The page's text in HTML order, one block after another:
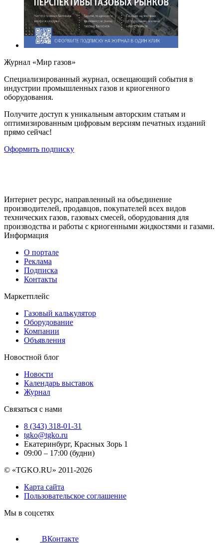
Журнал «Мир газов»
Cпециализированный журнал, освещающий события в
индустрии промышленных газов и криогенного
оборудования.
Получите доступ к уникальным авторским статьям и
оптимизированным цифровым версиям печатных изданий
прямо сейчас!
Оформить подписку
Интернет ресурс, направленный на объединение
производителей, продавцов, покупателей всех видов
технических газов, газовых смесей, оборудования для
производства и работы с криогенными жидкостями и газами.
Информация
О портале
Реклама
Подписка
Контакты
Маркетплейс
Газовый калькулятор
Оборудование
Компании
Объявления
Новостной блог
Новости
Календарь выставок
Журнал
Связаться с нами
8 (343) 318-01-31
tgko@tgko.ru
Екатеринбург, Красных Зорь 1
09:00 – 17:00 (будни)
© «TGKO.RU» 2011-2026
Карта сайта
Пользовательское соглашение
Мы в соцсетях
ВКонтакте